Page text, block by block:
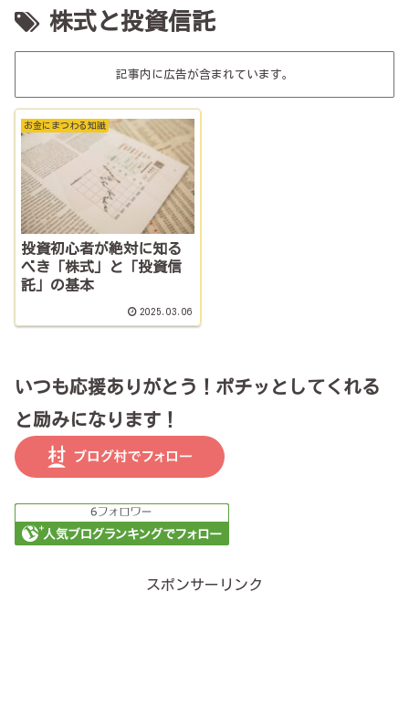
株式と投資信託
記事内に広告が含まれています。
お金にまつわる知識
投資初心者が絶対に知る
べき「株式」と「投資信
託」の基本
2025.03.06
いつも応援ありがとう！ポチッとしてくれる
と励みになります！
スポンサーリンク